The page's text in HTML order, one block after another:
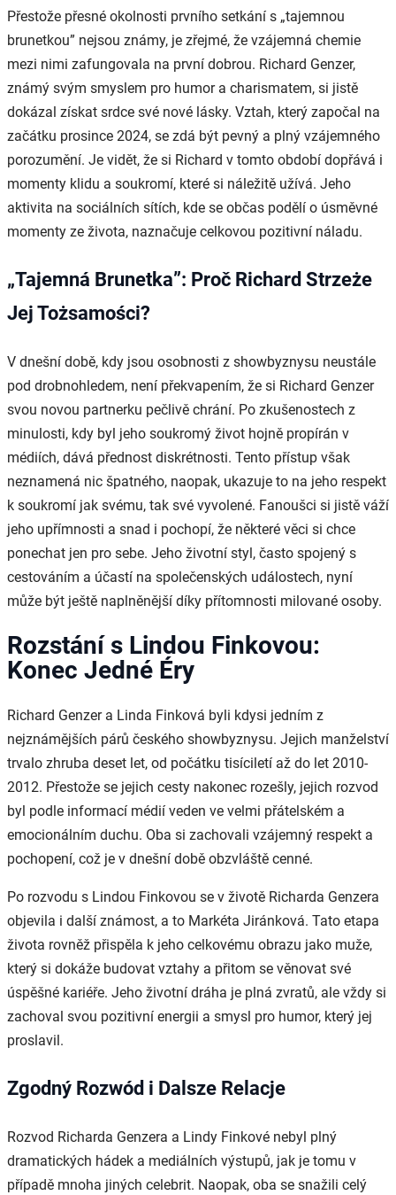
Přestože přesné okolnosti prvního setkání s „tajemnou
brunetkou” nejsou známy, je zřejmé, že vzájemná chemie
mezi nimi zafungovala na první dobrou. Richard Genzer,
známý svým smyslem pro humor a charismatem, si jistě
dokázal získat srdce své nové lásky. Vztah, který započal na
začátku prosince 2024, se zdá být pevný a plný vzájemného
porozumění. Je vidět, že si Richard v tomto období dopřává i
momenty klidu a soukromí, které si náležitě užívá. Jeho
aktivita na sociálních sítích, kde se občas podělí o úsměvné
momenty ze života, naznačuje celkovou pozitivní náladu.
„Tajemná Brunetka”: Proč Richard Strzeże
Jej Tożsamości?
V dnešní době, kdy jsou osobnosti z showbyznysu neustále
pod drobnohledem, není překvapením, že si Richard Genzer
svou novou partnerku pečlivě chrání. Po zkušenostech z
minulosti, kdy byl jeho soukromý život hojně propírán v
médiích, dává přednost diskrétnosti. Tento přístup však
neznamená nic špatného, naopak, ukazuje to na jeho respekt
k soukromí jak svému, tak své vyvolené. Fanoušci si jistě váží
jeho upřímnosti a snad i pochopí, že některé věci si chce
ponechat jen pro sebe. Jeho životní styl, často spojený s
cestováním a účastí na společenských událostech, nyní
může být ještě naplněnější díky přítomnosti milované osoby.
Rozstání s Lindou Finkovou:
Konec Jedné Éry
Richard Genzer a Linda Finková byli kdysi jedním z
nejznámějších párů českého showbyznysu. Jejich manželství
trvalo zhruba deset let, od počátku tisíciletí až do let 2010-
2012. Přestože se jejich cesty nakonec rozešly, jejich rozvod
byl podle informací médií veden ve velmi přátelském a
emocionálním duchu. Oba si zachovali vzájemný respekt a
pochopení, což je v dnešní době obzvláště cenné.
Po rozvodu s Lindou Finkovou se v životě Richarda Genzera
objevila i další známost, a to Markéta Jiránková. Tato etapa
života rovněž přispěla k jeho celkovému obrazu jako muže,
který si dokáže budovat vztahy a přitom se věnovat své
úspěšné kariéře. Jeho životní dráha je plná zvratů, ale vždy si
zachoval svou pozitivní energii a smysl pro humor, který jej
proslavil.
Zgodný Rozwód i Dalsze Relacje
Rozvod Richarda Genzera a Lindy Finkové nebyl plný
dramatických hádek a mediálních výstupů, jak je tomu v
případě mnoha jiných celebrit. Naopak, oba se snažili celý